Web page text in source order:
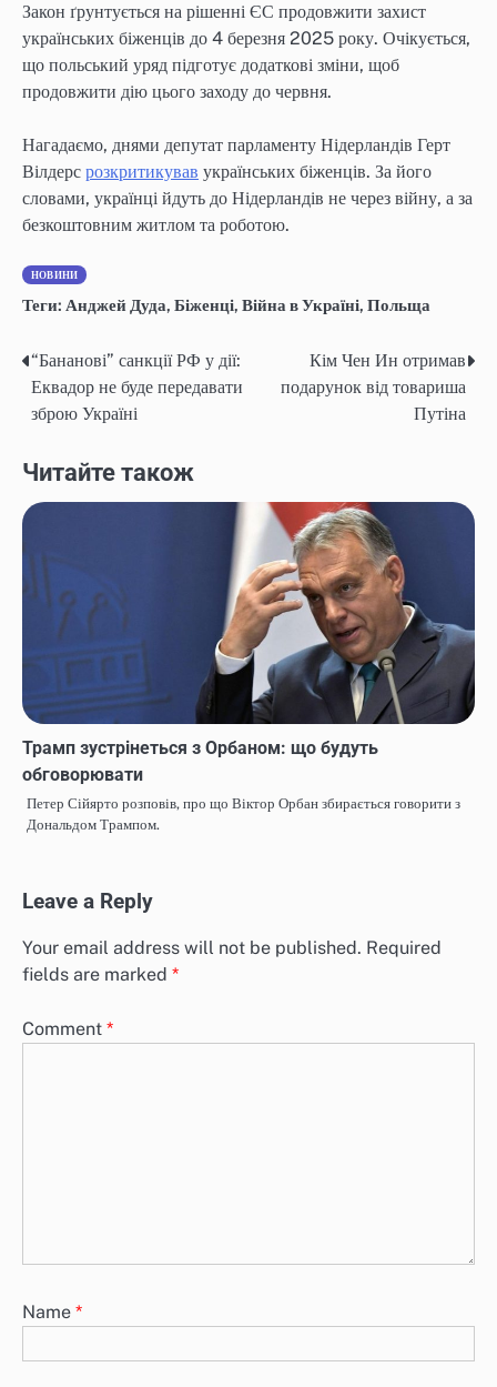
Закон ґрунтується на рішенні ЄС продовжити захист
українських біженців до 4 березня 2025 року. Очікується,
що польський уряд підготує додаткові зміни, щоб
продовжити дію цього заходу до червня.
Нагадаємо, днями депутат парламенту Нідерландів Герт
Вілдерс розкритикував українських біженців. За його
словами, українці йдуть до Нідерландів не через війну, а за
безкоштовним житлом та роботою.
НОВИНИ
Теги: Анджей Дуда, Біженці, Війна в Україні, Польща
Post
navigation
“Бананові” санкції РФ у дії:
Еквадор не буде передавати
зброю Україні
Кім Чен Ин отримав
подарунок від товариша
Путіна
Читайте також
Трамп зустрінеться з Орбаном: що будуть
обговорювати
Петер Сійярто розповів, про що Віктор Орбан збирається говорити з
Дональдом Трампом.
Leave a Reply
Your email address will not be published. Required
fields are marked *
Comment *
Name *